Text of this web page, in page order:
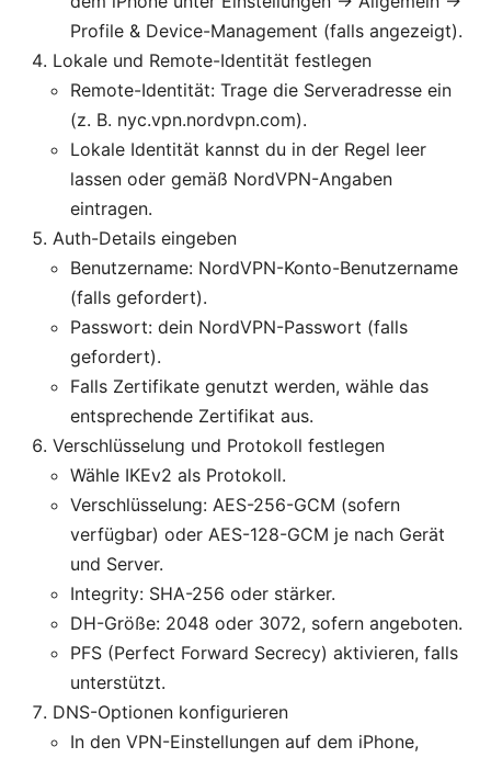
Profile & Device-Management (falls angezeigt).
Lokale und Remote-Identität festlegen
Remote-Identität: Trage die Serveradresse ein
(z. B. nyc.vpn.nordvpn.com).
Lokale Identität kannst du in der Regel leer
lassen oder gemäß NordVPN-Angaben
eintragen.
Auth-Details eingeben
Benutzername: NordVPN-Konto-Benutzername
(falls gefordert).
Passwort: dein NordVPN-Passwort (falls
gefordert).
Falls Zertifikate genutzt werden, wähle das
entsprechende Zertifikat aus.
Verschlüsselung und Protokoll festlegen
Wähle IKEv2 als Protokoll.
Verschlüsselung: AES-256-GCM (sofern
verfügbar) oder AES-128-GCM je nach Gerät
und Server.
Integrity: SHA-256 oder stärker.
DH-Größe: 2048 oder 3072, sofern angeboten.
PFS (Perfect Forward Secrecy) aktivieren, falls
unterstützt.
DNS-Optionen konfigurieren
In den VPN-Einstellungen auf dem iPhone,